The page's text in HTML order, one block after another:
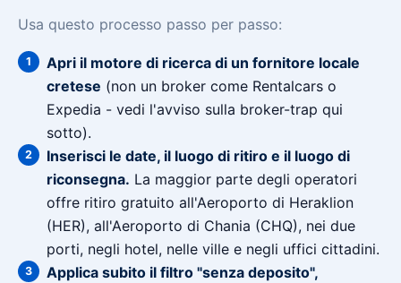
Usa questo processo passo per passo:
Apri il motore di ricerca di un fornitore locale
cretese (non un broker come Rentalcars o
Expedia - vedi l'avviso sulla broker-trap qui
sotto).
Inserisci le date, il luogo di ritiro e il luogo di
riconsegna. La maggior parte degli operatori
offre ritiro gratuito all'Aeroporto di Heraklion
(HER), all'Aeroporto di Chania (CHQ), nei due
porti, negli hotel, nelle ville e negli uffici cittadini.
Applica subito il filtro "senza deposito",